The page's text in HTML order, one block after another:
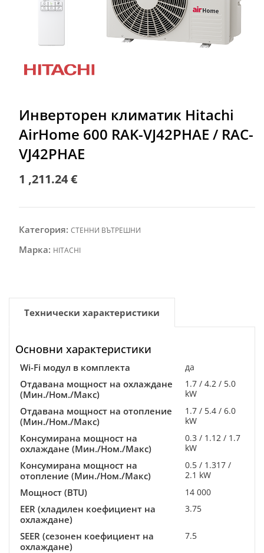
Инверторен климатик Hitachi
AirHome 600 RAK-VJ42PHAE / RAC-
VJ42PHAE
1 ,211.24€
Категория: СТЕННИ ВЪТРЕШНИ
Марка: HITACHI
Технически характеристики
Основни характеристики
Wi-Fi модул в комплекта да
Отдавана мощност на охлаждане
(Мин./Ном./Макс)
1.7 / 4.2 / 5.0
kW
Отдавана мощност на отопление
(Мин./Ном./Макс)
1.7 / 5.4 / 6.0
kW
Консумирана мощност на
охлаждане (Мин./Ном./Макс)
0.3 / 1.12 / 1.7
kW
Консумирана мощност на
отопление (Мин./Ном./Макс)
0.5 / 1.317 /
2.1 kW
Мощност (BTU) 14 000
EER (хладилен коефициент на
охлаждане)
3.75
SEER (сезонен коефициент на
охлаждане)
7.5